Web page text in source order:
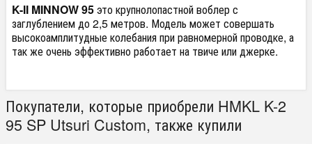
K-II MINNOW 95это крупнолопастной воблер с
заглублением до 2,5 метров. Модель может совершать
высокоамплитудные колебания при равномерной проводке, а
так же очень эффективно работает на твиче или джерке.
Покупатели, которые приобрели HMKL K-2
95 SP Utsuri Custom, также купили